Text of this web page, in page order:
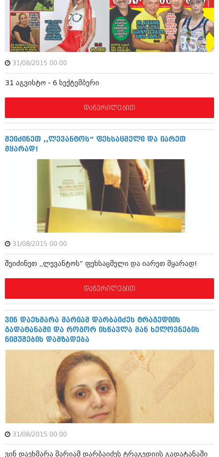
პოლიტიკა
ინტერვიუები
საზოგადოება
მოდი, ვილაპარაკოთ
კადრს მიღმა
კულინარია
ავტორჩევები
ბიზნესსიახლეები
გვარები
თემიდას სასწორი
კალეიდოსკოპი
ჰოროსკოპი და შეუცნობელი
სახალისო ამბები
ინტერვიუები
ამბები
საზოგადოება
მოდი, ვილაპარაკოთ
მედიცინა
სპორტი
კადრს მიღმა
კულინარია
ავტორჩევები
ბელადები
ბიზნესსიახლეები
გვარები
იუმორი
კალეიდოსკოპი
ჰოროსკოპი და შეუცნობელი
რომანი და დეტექტივი
სახალისო ამბები
შოუბიზნესი
დაიჯესტი
ქალი და მამაკაცი
31/08/2015 00:00
31 აგვისტო - 6 სექტემბერი
დაწვრილებით
შეიძინეთ ,,ლევანტოს“ ფეხსაცმელი და იარეთ
მყარად!
31/08/2015 00:00
შეიძინეთ ,,ლევანტოს“ ფეხსაცმელი და იარეთ მყარად!
დაწვრილებით
ვინ დაეხმარა მარიამ დარბაიძეს ტრაგედიის
გადატანაში და როგორ ისწავლა მან ხელოვნების
ნიმუშების დამზადება
31/08/2015 00:00
ვინ დაეხმარა მარიამ დარბაიძეს ტრაგედიის გადატანაში